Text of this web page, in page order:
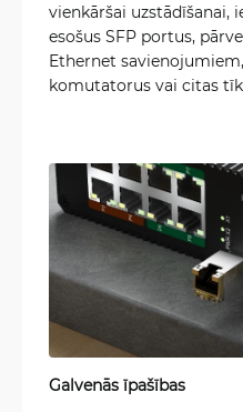
vienkāršai uzstādīšanai,
esošus SFP portus,
Ethernet
komutatorus vai citas
Galvenās īpašības